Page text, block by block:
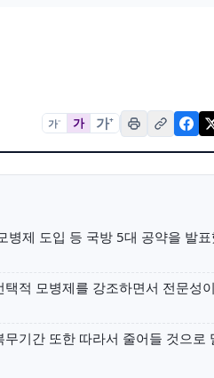
가− 가 가+
병제 도입 등 국방 5대 공약을 발표
적 모병제를 강조하면서 전문성이
기간 또한 따라서 줄어들 것으로